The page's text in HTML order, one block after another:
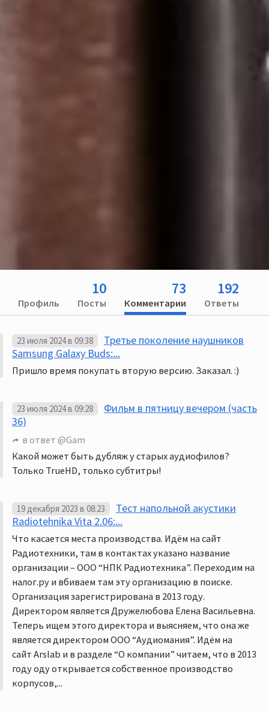
Профиль
10
Посты
73
Комментарии
192
Ответы
23 июля 2024 в 09:38
Третье поколение наушников
Samsung Galaxy Buds:...
Пришло время покупать вторую версию. Заказал. :)
23 июля 2024 в 09:28
Фильм в пятницу вечером (часть
36)
в ответ @Gam
Какой может быть дубляж у старых аудиофилов?
Только TrueHD, только субтитры!
19 декабря 2023 в 08:23
Тест напольной акустики
Radiotehnika Vita 2.06:...
Что касается места производства. Идём на сайт
Радиотехники, там в контактах указано название
организации – ООО “НПК Радиотехника”. Переходим на
налог.ру и вбиваем там эту организацию в поиске.
Организация зарегистрирована в 2013 году.
Директором является Дружелюбова Елена Васильевна.
Теперь ищем этого директора и выясняем, что она же
является директором ООО “Аудиомания”. Идём на
сайт Arslab и в разделе “О компании” читаем, что в 2013
году оду открывается собственное производство
корпусов,...